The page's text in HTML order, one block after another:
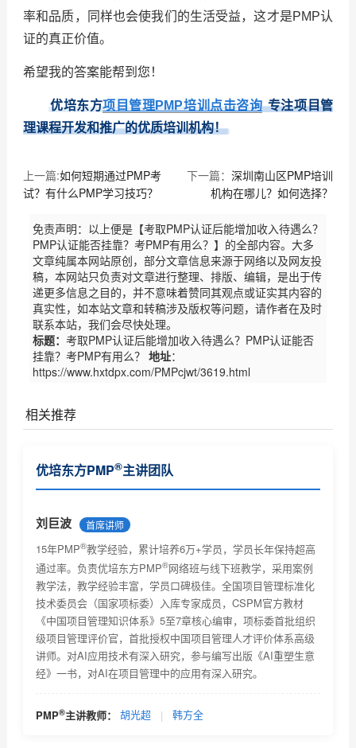
率和品质，同样也会使我们的生活受益，这才是PMP认
证的真正价值。
希望我的答案能帮到您！
优培东方项目管理PMP培训点击咨询专注项目管
理课程开发和推广的优质培训机构！
上一篇:如何短期通过PMP考
试？有什么PMP学习技巧？
下一篇：深圳南山区PMP培训
机构在哪儿？如何选择？
免责声明：以上便是【考取PMP认证后能增加收入待遇么？
PMP认证能否挂靠？考PMP有用么？】的全部内容。大多
文章纯属本网站原创，部分文章信息来源于网络以及网友投
稿，本网站只负责对文章进行整理、排版、编辑，是出于传
递更多信息之目的，并不意味着赞同其观点或证实其内容的
真实性，如本站文章和转稿涉及版权等问题，请作者在及时
联系本站，我们会尽快处理。
标题： 考取PMP认证后能增加收入待遇么？PMP认证能否
挂靠？考PMP有用么？ 地址：
https://www.hxtdpx.com/PMPcjwt/3619.html
相关推荐
PMP认证基本常识了解
PMP®
报考条件及相关要求
PMP考试技巧及注意事项
PMP 考试未通过怎么办？
为什么PMP网络教育受欢迎
PMP网络教育的优势有哪些
选择PMP网络教育该留意哪些信息？
PMP培训项目危机处理，你是如何做的？
优培东方PMP®主讲团队
刘巨波 首席讲师
15年PMP®教学经验，累计培养6万+学员，学员长年保持超高
通过率。负责优培东方PMP®网络班与线下班教学，采用案例
教学法，教学经验丰富，学员口碑极佳。全国项目管理标准化
技术委员会（国家项标委）入库专家成员，CSPM官方教材
《中国项目管理知识体系》5至7章核心编审，项标委首批组织
级项目管理评价官，首批授权中国项目管理人才评价体系高级
讲师。对AI应用技术有深入研究，参与编写出版《AI重塑生意
经》一书，对AI在项目管理中的应用有深入研究。
PMP®主讲教师： 胡光超 | 韩方全